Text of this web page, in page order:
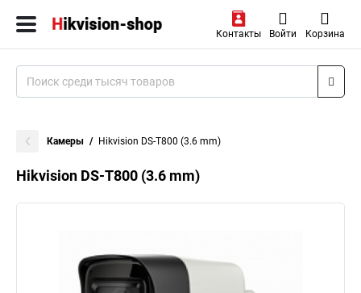
Контакты Войти Корзина
Камеры Hikvision DS-T800 (3.6 mm)
Hikvision DS-T800 (3.6 mm)